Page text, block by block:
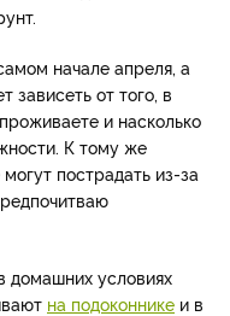
начале апреля, а
зависеть от того, в
и насколько
К тому же
пострадать из-за
домашних условиях
на подоконнике и в